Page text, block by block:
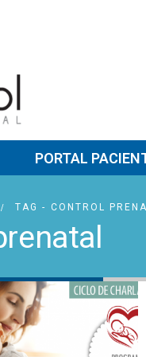
PORTAL
TAG - CONTROL